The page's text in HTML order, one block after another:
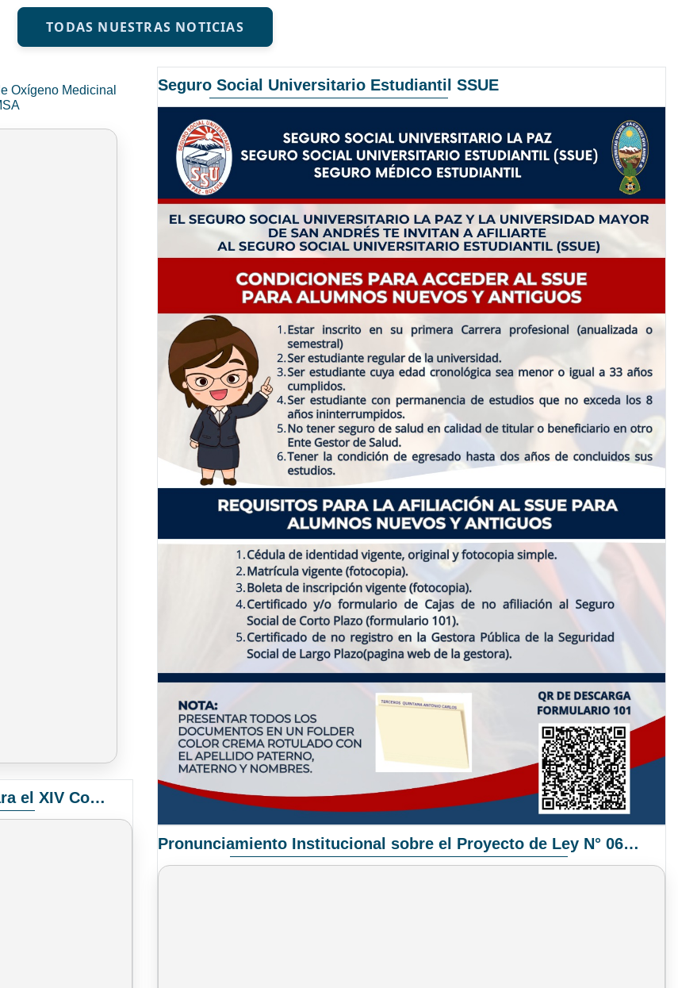
TODAS NUESTRAS NOTICIAS
Oxígeno Medicinal
Convocatoria Elección de Delegados Docentes para el XIV Congreso Nacional de Universidades
Seguro Social Universitario Estudiantil SSUE
Pronunciamiento Institucional sobre el Proyecto de Ley N° 068/2025-2026 C.S.